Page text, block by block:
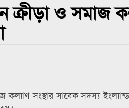
ক্রীড়া ও সমাজ
কল্যাণ সংস্থার সাবেক সদস্য